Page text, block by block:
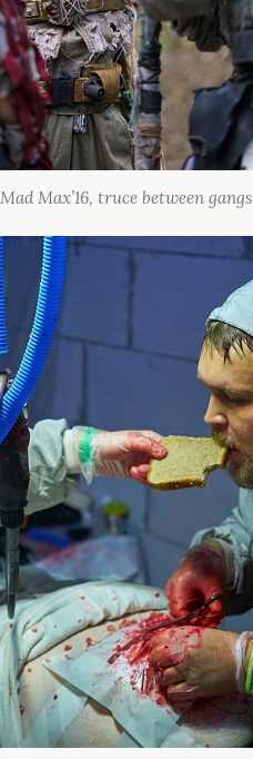
Max’16, truce between gangs